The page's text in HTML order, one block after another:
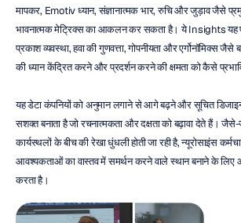
मापकर, Emotiv ध्यान, संज्ञानात्मक भार, रुचि और जुड़ाव जैसे
भावनात्मक मेट्रिक्स का आकलन कर सकता है। ये Insights
प्रकाश व्यवस्था, हवा की गुणवत्ता, गोपनीयता और एर्गोनॉमिक्स जैसे
की ध्यान केंद्रित करने और प्रदर्शन करने की क्षमता को कैसे
यह डेटा कंपनियों को अनुमान लगाने से आगे बढ़ने और सूचित
सशक्त बनाता है जो रचनात्मकता और दक्षता को बढ़ावा देते हैं।
कार्यस्थलों के बीच की रेखा धुंधली होती जा रही है, न्यूरोसाइंस
आवश्यकताओं का वास्तव में समर्थन करने वाले स्थान बनाने के लिए
करता है।